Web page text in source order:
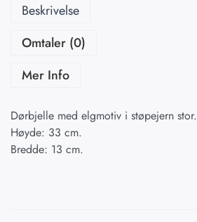
Beskrivelse
Omtaler (0)
Mer Info
Dørbjelle med elgmotiv i støpejern stor.
Høyde: 33 cm.
Bredde: 13 cm.